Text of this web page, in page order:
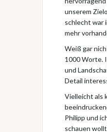
unserem
schlecht war
mehr
Weiß gar
1000 Worte.
und
Detail
Vielleicht als
Philipp und
schauen